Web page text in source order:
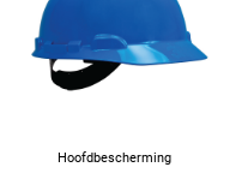
Hoofdbescherming